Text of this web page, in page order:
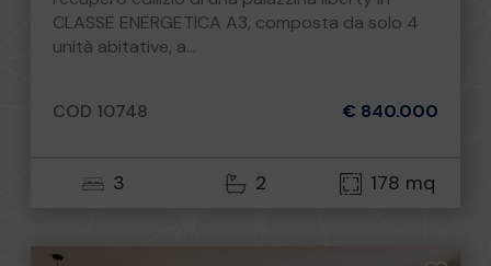
CLASSE ENERGETICA A3, composta da solo 4
unità abitative, a...
COD 10748 € 840.000
3 2 178 mq